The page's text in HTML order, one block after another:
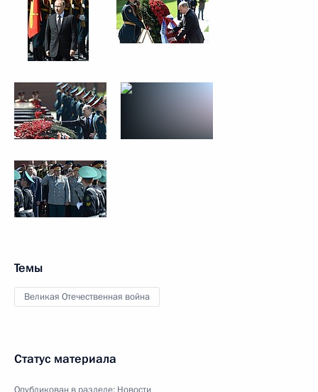
Темы
Великая Отечественная война
Статус материала